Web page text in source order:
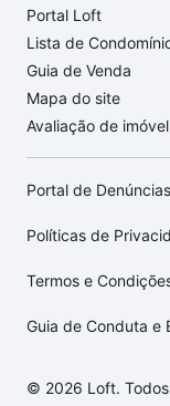
Portal Loft
Lista de
Guia de Venda
Mapa do site
Avaliação de imóvel
Portal de Denúncias
Políticas de
Termos e
Guia de Conduta e
© 2026 Loft.